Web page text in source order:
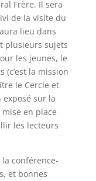
Frère. Il sera
de la visite du
lieu dans
plusieurs sujets
les jeunes, le
la mission
le Cercle et
exposé sur la
en place
les lecteurs
conférence-
et bonnes